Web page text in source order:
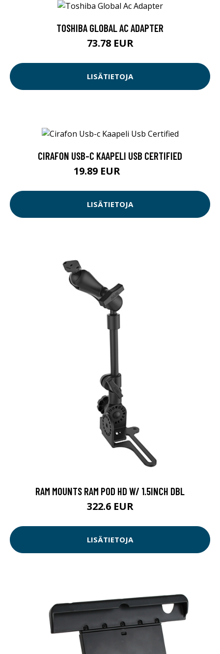
TOSHIBA GLOBAL AC ADAPTER
73.78 EUR
LISÄTIETOJA
CIRAFON USB-C KAAPELI USB CERTIFIED
19.89 EUR
LISÄTIETOJA
RAM MOUNTS RAM POD HD W/ 1.5INCH DBL
322.6 EUR
LISÄTIETOJA